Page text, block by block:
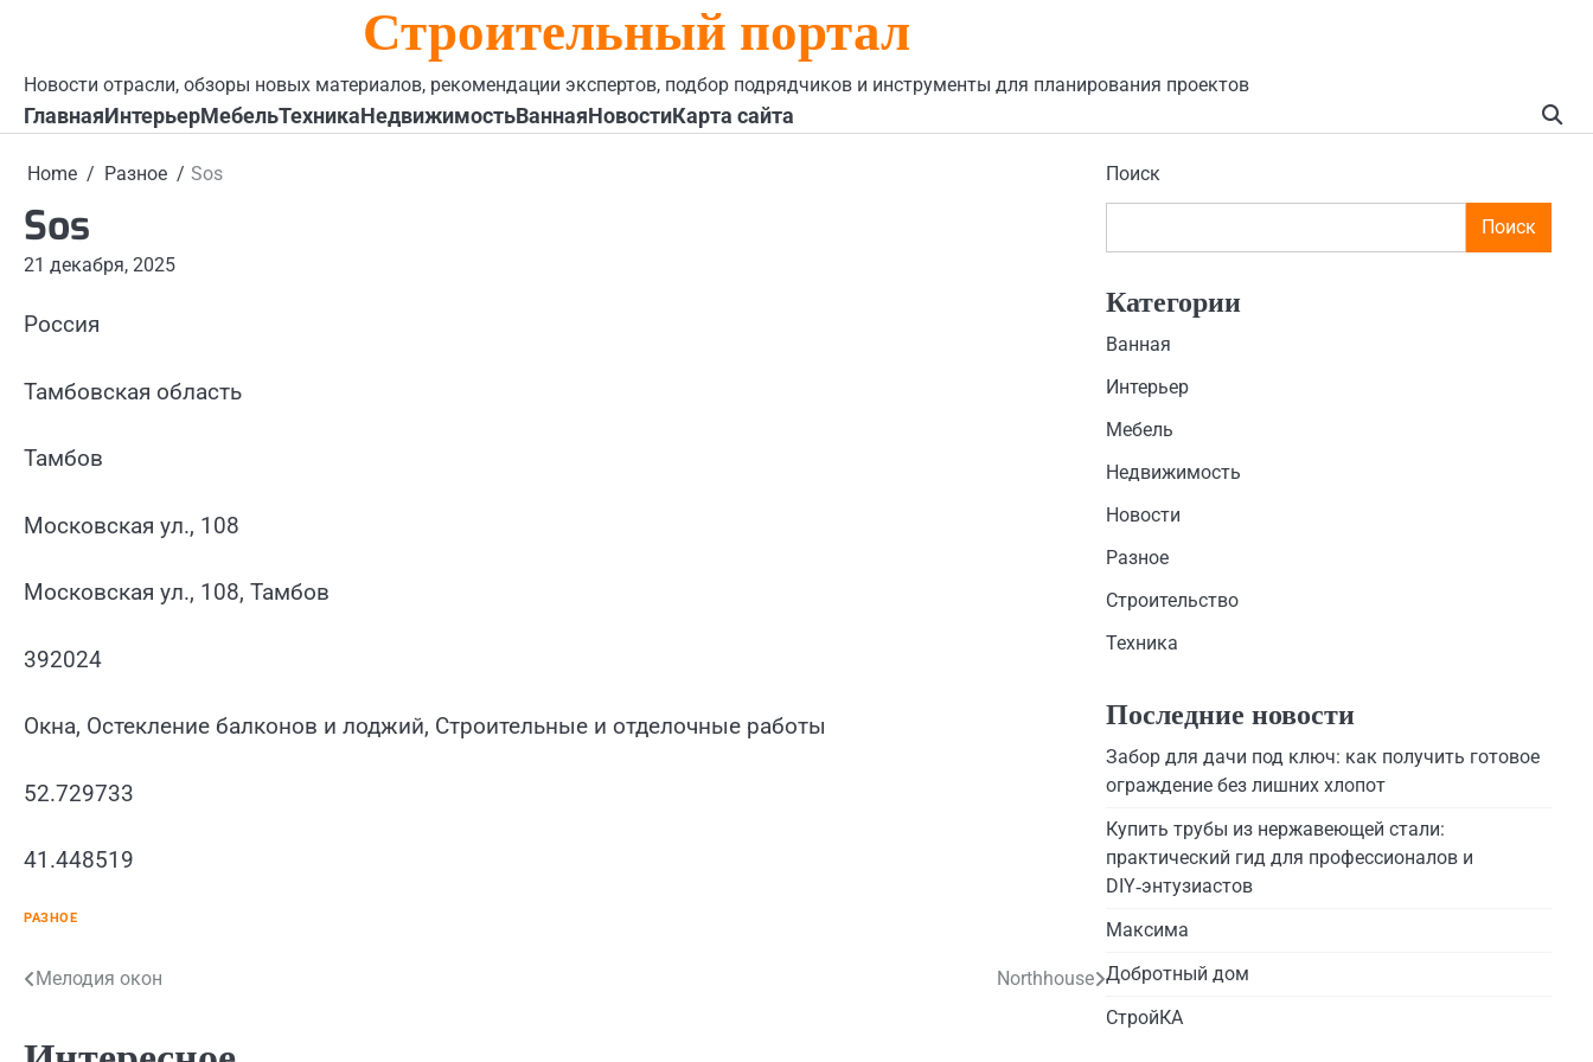
Строительный портал
Новости отрасли, обзоры новых материалов, рекомендации экспертов, подбор подрядчиков и инструменты для планирования проектов
ГлавнаяИнтерьерМебельТехникаНедвижимостьВаннаяНовостиКарта сайта
Home Разное Sos
Sos
21 декабря, 2025
Россия
Тамбовская область
Тамбов
Московская ул., 108
Московская ул., 108, Тамбов
392024
Окна, Остекление балконов и лоджий, Строительные и отделочные работы
52.729733
41.448519
РАЗНОЕ
Навигация
Мелодия окон Northhouse
Поиск
Поиск
Категории
Ванная
Интерьер
Мебель
Недвижимость
Новости
Разное
Строительство
Техника
Последние новости
Забор для дачи под ключ: как получить готовое
ограждение без лишних хлопот
Купить трубы из нержавеющей стали:
практический гид для профессионалов и
DIY‑энтузиастов
Максима
Добротный дом
СтройКА